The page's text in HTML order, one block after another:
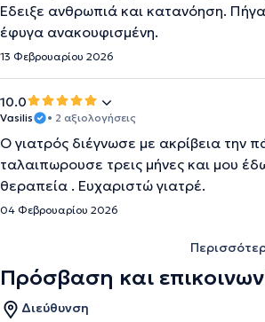
Έδειξε ανθρωπιά και κατανόηση.
έφυγα ανακουφισμένη.
13 Φεβρουαρίου 2026
10.0
Vasilis • 2 αξιολογήσεις
Ο γιατρός διέγνωσε με ακρίβεια την
ταλαιπωρουσε τρεις μήνες και μου
θεραπεία . Ευχαριστώ γιατρέ.
04 Φεβρουαρίου 2026
Πρόσβαση και
Διεύθυνση